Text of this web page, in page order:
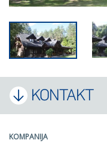
KONTAKT
KOMPANIJA